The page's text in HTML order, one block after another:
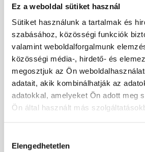
Ez a weboldal sütiket használ
Sütiket használunk a tartalmak és
szabásához, közösségi funkciók
valamint weboldalforgalmunk
közösségi média-, hirdető- és
megosztjuk az Ön
adatait, akik kombinálhatják az
adatokkal, amelyeket Ön adott meg
Ön által használt más
kiválasztása
Elengedhetetlen